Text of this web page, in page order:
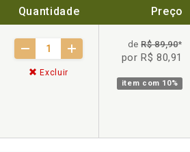
Quantidade Preço
Excluir
deR$ 89,90*
por R$ 80,91
item com 10%